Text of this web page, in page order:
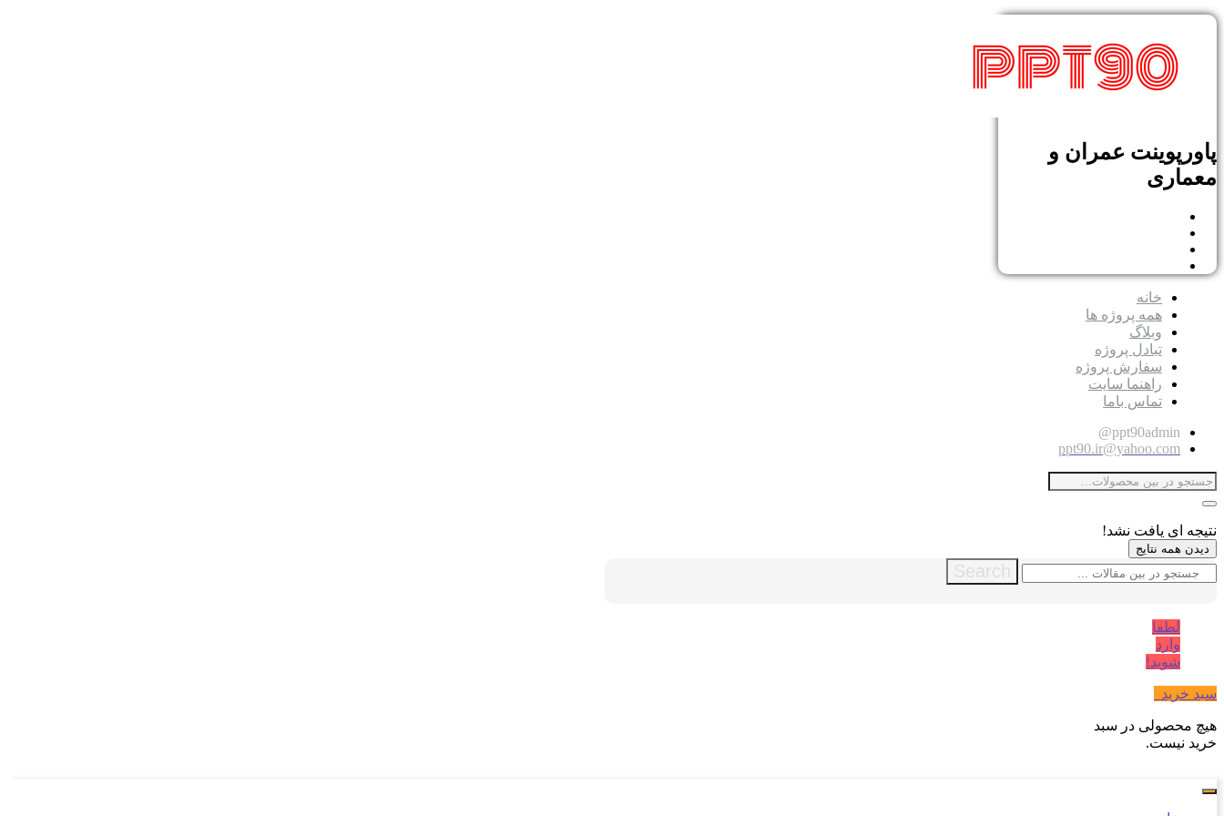
پاورپوینت عمران و
معماری
خانه
همه پروژه ها
وبلاگ
تبادل پروژه
سفارش پروژه
راهنما سایت
تماس باما
ppt90admin@
ppt90.ir@yahoo.com
نتیجه ای یافت نشد!
دیدن همه نتایج
Search
لطفا
وارد
شوید!
سبد خرید
هیچ محصولی در سبد
خرید نیست.